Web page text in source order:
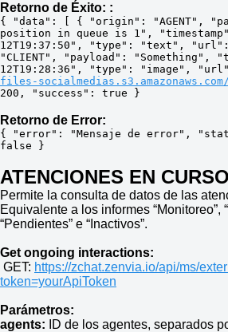
Retorno de Éxito: :
{ "data": [ { "origin": "AGENT",
position in queue is 1",
12T19:37:50", "type": "text",
"CLIENT", "payload": "Something",
12T19:28:36", "type": "image",
files-
200, "success": true }
Retorno de Error:
{ "error": "Mensaje de error",
false }
ATENCIONES EN CURSO
Permite la consulta de datos de las
Equivalente a los informes “Monitoreo”,
“Pendientes” e “Inactivos”.
Get ongoing interactions:
GET: https://zchat.zenvia.io/api/ms/
token=yourApiToken
Parámetros:
agents:
ID de los agentes, separados